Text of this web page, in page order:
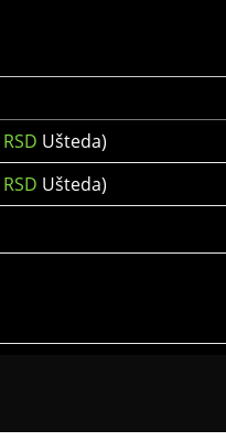
RSD Ušteda)
RSD Ušteda)